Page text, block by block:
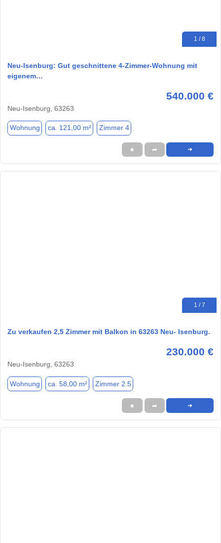
1 / 8
Neu-Isenburg: Gut geschnittene 4-Zimmer-Wohnung mit
eigenem…
540.000 €
Neu-Isenburg, 63263
Wohnung ca. 121,00 m² Zimmer 4
★ ➦ ➜
1 / 7
Zu verkaufen 2,5 Zimmer mit Balkon in 63263 Neu- Isenburg.
230.000 €
Neu-Isenburg, 63263
Wohnung ca. 58,00 m² Zimmer 2.5
★ ➦ ➜